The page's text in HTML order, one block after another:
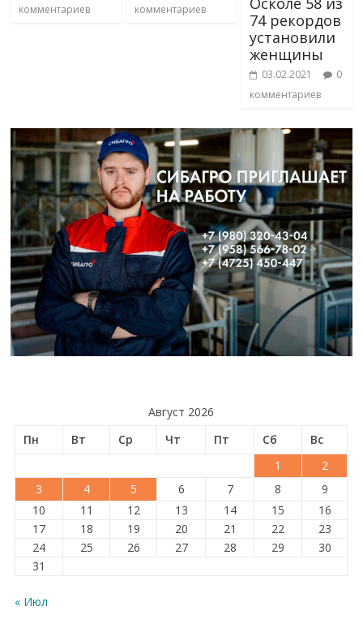
комментариев комментариев
74 рекордов
установили
женщины
03.02.2021
0
комментариев
Август 2026
Пн
Вт Ср Чт Пт Сб
Вс
1
2
3
4 5 6 7 8
9
10
11 12 13 14 15
16
17
18 19 20 21 22
23
24
25 26 27 28 29
30
31
« Июл